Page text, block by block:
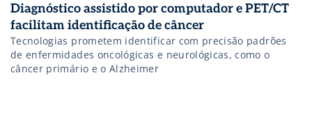
Diagnóstico assistido por computador e PET/CT
facilitam identificação de câncer
Tecnologias prometem identificar com precisão padrões
de enfermidades oncológicas e neurológicas, como o
câncer primário e o Alzheimer